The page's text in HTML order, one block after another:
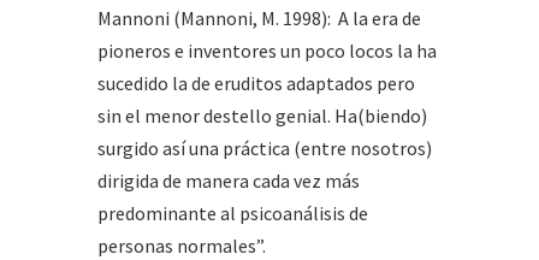
Mannoni (Mannoni, M. 1998): A la era de
pioneros e inventores un poco locos la ha
sucedido la de eruditos adaptados pero
sin el menor destello genial. Ha(biendo)
surgido así una práctica (entre nosotros)
dirigida de manera cada vez más
predominante al psicoanálisis de
personas normales”.